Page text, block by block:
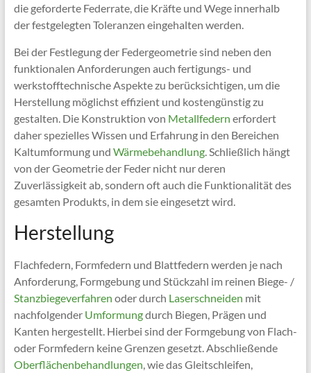
die geforderte Federrate, die Kräfte und Wege innerhalb
der festgelegten Toleranzen eingehalten werden.
Bei der Festlegung der Federgeometrie sind neben den
funktionalen Anforderungen auch fertigungs- und
werkstofftechnische Aspekte zu berücksichtigen, um die
Herstellung möglichst effizient und kostengünstig zu
gestalten. Die Konstruktion von Metallfedern erfordert
daher spezielles Wissen und Erfahrung in den Bereichen
Kaltumformung und Wärmebehandlung. Schließlich hängt
von der Geometrie der Feder nicht nur deren
Zuverlässigkeit ab, sondern oft auch die Funktionalität des
gesamten Produkts, in dem sie eingesetzt wird.
Herstellung
Flachfedern, Formfedern und Blattfedern werden je nach
Anforderung, Formgebung und Stückzahl im reinen Biege- /
Stanzbiegeverfahren oder durch Laserschneiden mit
nachfolgender Umformungdurch Biegen, Prägen und
Kanten hergestellt. Hierbei sind der Formgebung von Flach-
oder Formfedern keine Grenzen gesetzt. Abschließende
Oberflächenbehandlungen , wie das Gleitschleifen,